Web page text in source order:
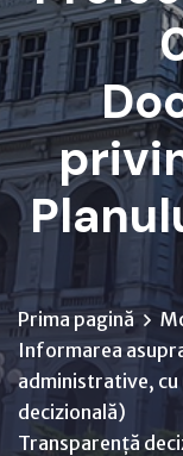
Prima pagină
Informarea
administrative,
decizională)
Transparență